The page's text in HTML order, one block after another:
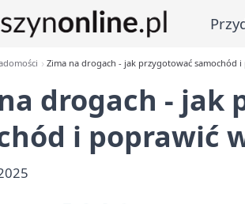
Zima na drogach - jak przygotować samochód
drogach - jak
i poprawić